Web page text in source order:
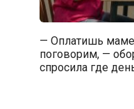
— Оплатишь маме
поговорим, —
спросила где